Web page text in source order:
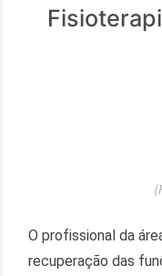
O profissional da
recuperação das